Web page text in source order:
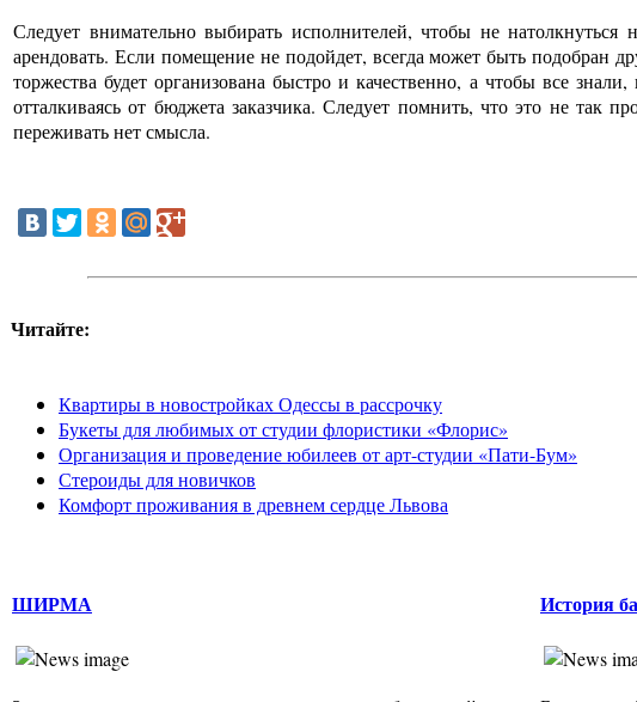
Следует внимательно выбирать исполнителей, чтобы не
арендовать. Если помещение не подойдет, всегда может быть подобран
торжества будет организована быстро и качественно, а чтобы все
отталкиваясь от бюджета заказчика. Следует помнить, что это не
переживать нет смысла.
Читайте:
Квартиры в новостройках Одессы в рассрочку
Букеты для любимых от студии флористики «Флорис»
Организация и проведение юбилеев от арт-студии «Пати-Бум»
Стероиды для новичков
Комфорт проживания в древнем сердце Львова
ШИРМА История